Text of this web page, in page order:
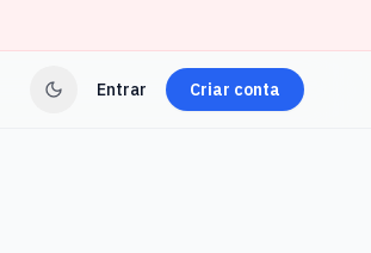
Entrar Criar conta